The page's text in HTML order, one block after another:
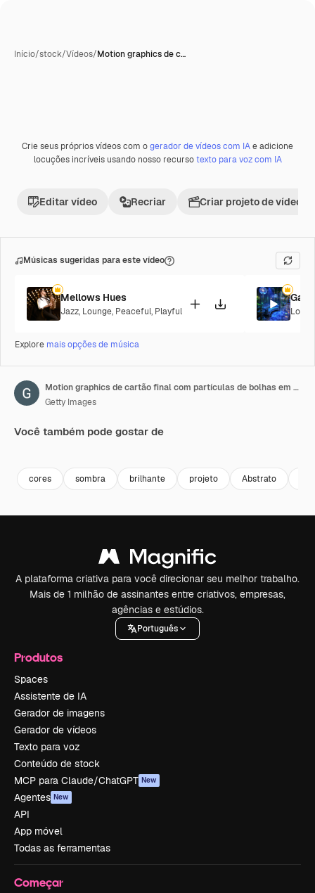
Início/stock/Vídeos/Motion graphics de c…
Premium
Crie seus próprios vídeos com ogerador de vídeos com IAe adicione
locuções incríveis usando nosso recursotexto para voz com IA
Editar vídeo Recriar Criar projeto de vídeo
Músicas sugeridas para este vídeo
Mellows Hues
Jazz, Lounge, Peaceful, Playful
Explore mais opções de música
Motion graphics de cartão final com partículas de bolhas em gradação.
Getty Images
Você também pode gostar de
cores sombra brilhante projeto Abstrato
A plataforma criativa para você direcionar seu melhor trabalho.
Mais de 1 milhão de assinantes entre criativos, empresas,
agências e estúdios.
Português
Produtos
Spaces
Assistente de IA
Gerador de imagens
Gerador de vídeos
Texto para voz
Conteúdo de stock
MCP para Claude/ChatGPT New
Agentes New
API
App móvel
Todas as ferramentas
Começar